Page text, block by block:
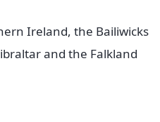
Ireland, the Bailiwicks
and the Falkland